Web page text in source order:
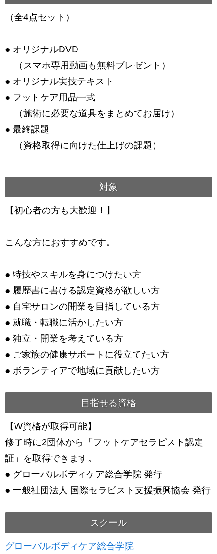
（全4点セット）
● オリジナルDVD
（スマホ専用動画も無料プレゼント）
● オリジナル実技テキスト
● フットケア用品一式
（施術に必要な道具をまとめてお届け）
● 最終課題
（資格取得に向けた仕上げの課題）
対象
【初心者の方も大歓迎！】
こんな方におすすめです。
● 特技やスキルを身につけたい方
● 履歴書に書ける認定資格が欲しい方
● 自宅サロンの開業を目指している方
● 就職・転職に活かしたい方
● 独立・開業を考えている方
● ご家族の健康サポートに役立てたい方
● ボランティアで地域に貢献したい方
目指せる資格
【W資格が取得可能】
修了時に2団体から「フットケアセラピスト認定
証」を取得できます。
● グローバルボディケア総合学院 発行
● 一般社団法人 国際セラピスト支援振興協会 発行
スクール
グローバルボディケア総合学院